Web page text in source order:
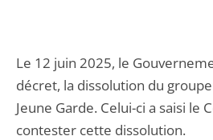
Le 12 juin 2025, le
décret, la dissolution du
Jeune Garde. Celui-ci a saisi le
contester cette dissolution.